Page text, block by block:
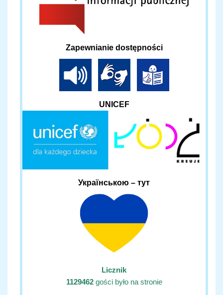
Zapewnianie dostępności
UNICEF
Українською – тут
Licznik
1129462gości było na stronie